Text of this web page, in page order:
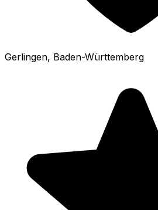
Gerlingen, Baden-Württemberg